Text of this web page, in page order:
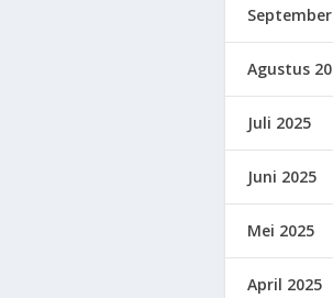
Agustus
Juli 2025
Juni 2025
Mei 2025
April 2025